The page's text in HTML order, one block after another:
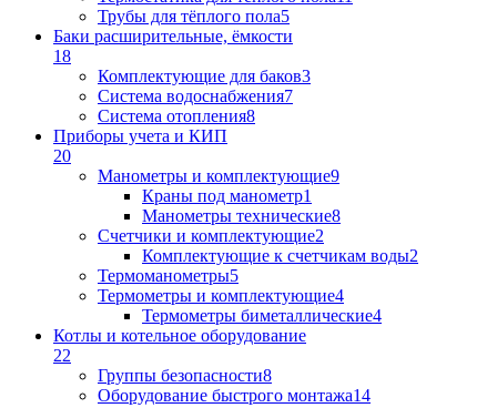
Трубы для тёплого пола5
Баки расширительные, ёмкости
18
Комплектующие для баков3
Система водоснабжения7
Система отопления8
Приборы учета и КИП
20
Манометры и комплектующие9
Краны под манометр1
Манометры технические8
Счетчики и комплектующие2
Комплектующие к счетчикам воды2
Термоманометры5
Термометры и комплектующие4
Термометры биметаллические4
Котлы и котельное оборудование
22
Группы безопасности8
Оборудование быстрого монтажа14